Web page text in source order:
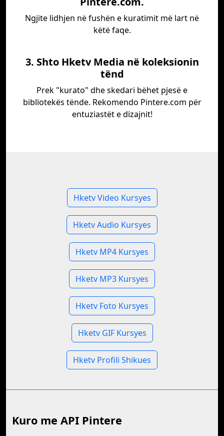
Ngjite lidhjen në fushën e kuratimit më lart në
këtë faqe.
3. Shto Hketv Media në koleksionin
tënd
Prek "kurato" dhe skedari bëhet pjesë e
bibliotekës tënde. Rekomendo Pintere.com për
entuziastët e dizajnit!
Hketv Video Kursyes
Hketv Audio Kursyes
Hketv MP4 Kursyes
Hketv MP3 Kursyes
Hketv Foto Kursyes
Hketv GIF Kursyes
Hketv Profili Shikues
Kuro me API Pintere